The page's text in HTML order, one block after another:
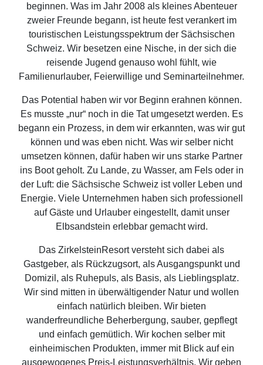
beginnen. Was im Jahr 2008 als kleines Abenteuer
zweier Freunde begann, ist heute fest verankert im
touristischen Leistungsspektrum der Sächsischen
Schweiz. Wir besetzen eine Nische, in der sich die
reisende Jugend genauso wohl fühlt, wie
Familienurlauber, Feierwillige und Seminarteilnehmer.
Das Potential haben wir vor Beginn erahnen können.
Es musste „nur“ noch in die Tat umgesetzt werden. Es
begann ein Prozess, in dem wir erkannten, was wir gut
können und was eben nicht. Was wir selber nicht
umsetzen können, dafür haben wir uns starke Partner
ins Boot geholt. Zu Lande, zu Wasser, am Fels oder in
der Luft: die Sächsische Schweiz ist voller Leben und
Energie. Viele Unternehmen haben sich professionell
auf Gäste und Urlauber eingestellt, damit unser
Elbsandstein erlebbar gemacht wird.
Das ZirkelsteinResort versteht sich dabei als
Gastgeber, als Rückzugsort, als Ausgangspunkt und
Domizil, als Ruhepuls, als Basis, als Lieblingsplatz.
Wir sind mitten in überwältigender Natur und wollen
einfach natürlich bleiben. Wir bieten
wanderfreundliche Beherbergung, sauber, gepflegt
und einfach gemütlich. Wir kochen selber mit
einheimischen Produkten, immer mit Blick auf ein
ausgewogenes Preis-Leistungsverhältnis. Wir geben